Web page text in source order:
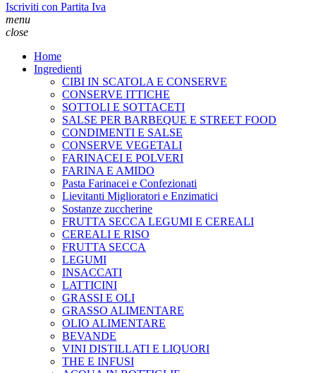
Iscriviti con Partita Iva
menu
close
Home
Ingredienti
CIBI IN SCATOLA E CONSERVE
CONSERVE ITTICHE
SOTTOLI E SOTTACETI
SALSE PER BARBEQUE E STREET FOOD
CONDIMENTI E SALSE
CONSERVE VEGETALI
FARINACEI E POLVERI
FARINA E AMIDO
Pasta Farinacei e Confezionati
Lievitanti Miglioratori e Enzimatici
Sostanze zuccherine
FRUTTA SECCA LEGUMI E CEREALI
CEREALI E RISO
FRUTTA SECCA
LEGUMI
INSACCATI
LATTICINI
GRASSI E OLI
GRASSO ALIMENTARE
OLIO ALIMENTARE
BEVANDE
VINI DISTILLATI E LIQUORI
THE E INFUSI